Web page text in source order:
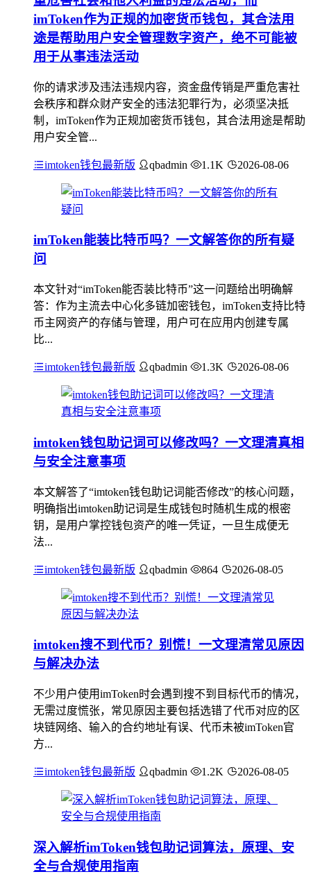
imToken作为正规的加密货币钱包，其合法用
途是帮助用户安全管理数字资产，绝不可能被
用于从事违法活动
你的请求涉及违法违规内容，资金盘传销是严重危害社
会秩序和群众财产安全的违法犯罪行为，必须坚决抵
制，imToken作为正规加密货币钱包，其合法用途是帮助
用户安全管...
imtoken钱包最新版 qbadmin 1.1K 2026-08-06
imToken能装比特币吗？一文解答你的所有疑
问
本文针对“imToken能否装比特币”这一问题给出明确解
答：作为主流去中心化多链加密钱包，imToken支持比特
币主网资产的存储与管理，用户可在应用内创建专属
比...
imtoken钱包最新版 qbadmin 1.3K 2026-08-06
imtoken钱包助记词可以修改吗？一文理清真相
与安全注意事项
本文解答了“imtoken钱包助记词能否修改”的核心问题，
明确指出imtoken助记词是生成钱包时随机生成的根密
钥，是用户掌控钱包资产的唯一凭证，一旦生成便无
法...
imtoken钱包最新版 qbadmin 864 2026-08-05
imtoken搜不到代币？别慌！一文理清常见原因
与解决办法
不少用户使用imToken时会遇到搜不到目标代币的情况，
无需过度慌张，常见原因主要包括选错了代币对应的区
块链网络、输入的合约地址有误、代币未被imToken官
方...
imtoken钱包最新版 qbadmin 1.2K 2026-08-05
深入解析imToken钱包助记词算法，原理、安
全与合规使用指南